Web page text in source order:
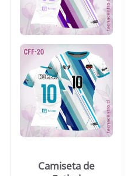
Camiseta de